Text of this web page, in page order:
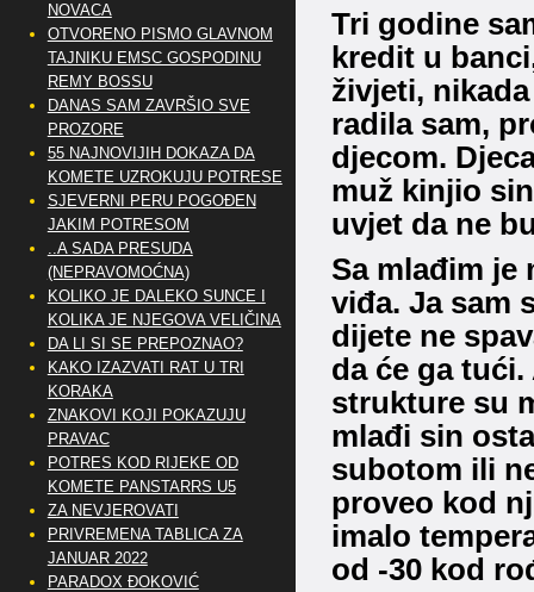
Tri godine
kredit u
živjeti,
radila sam,
djecom.
muž kinjio
uvjet da ne
Sa mlađim je
viđa. Ja sam
dijete ne
da će ga tući.
strukture su
mlađi sin
subotom ili
proveo kod
imalo
od -30 kod
NOVACA
OTVORENO PISMO GLAVNOM
TAJNIKU EMSC GOSPODINU
REMY BOSSU
DANAS SAM ZAVRŠIO SVE
PROZORE
55 NAJNOVIJIH DOKAZA DA
KOMETE UZROKUJU POTRESE
SJEVERNI PERU POGOĐEN
JAKIM POTRESOM
..A SADA PRESUDA
(NEPRAVOMOĆNA)
KOLIKO JE DALEKO SUNCE I
KOLIKA JE NJEGOVA VELIČINA
DA LI SI SE PREPOZNAO?
KAKO IZAZVATI RAT U TRI
KORAKA
ZNAKOVI KOJI POKAZUJU
PRAVAC
POTRES KOD RIJEKE OD
KOMETE PANSTARRS U5
ZA NEVJEROVATI
PRIVREMENA TABLICA ZA
JANUAR 2022
PARADOX ĐOKOVIĆ